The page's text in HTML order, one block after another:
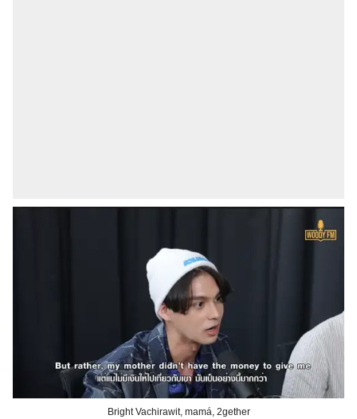
Bright Vachirawit, mamá, 2gether